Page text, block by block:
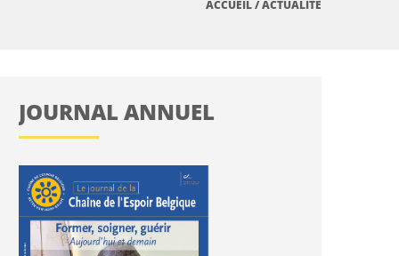
ACCUEIL/ACTUALITÉ
JOURNAL ANNUEL